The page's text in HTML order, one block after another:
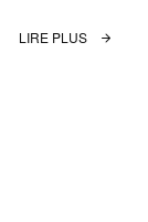
LIRE PLUS